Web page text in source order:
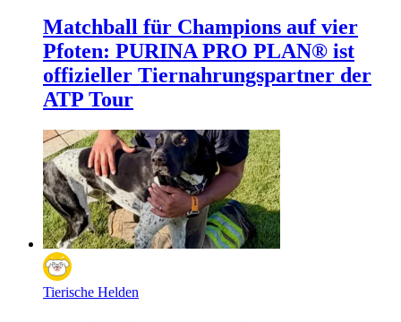
Matchball für Champions auf vier
Pfoten: PURINA PRO PLAN® ist
offizieller Tiernahrungspartner der
ATP Tour
Tierische Helden